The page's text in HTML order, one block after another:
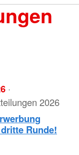
·
2026
Runde!